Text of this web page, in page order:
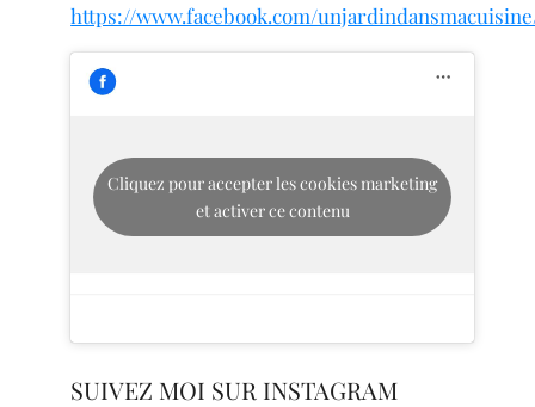
https://www.facebook.com/
Cliquez pour accepter les cookies marketing
et activer ce contenu
SUIVEZ MOI SUR INSTAGRAM